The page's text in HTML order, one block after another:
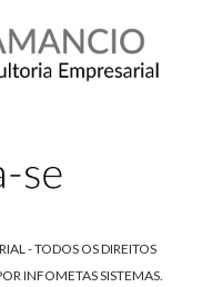
- TODOS OS DIREITOS
INFOMETAS SISTEMAS.